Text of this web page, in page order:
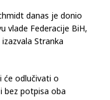
danas je donio
Stranka